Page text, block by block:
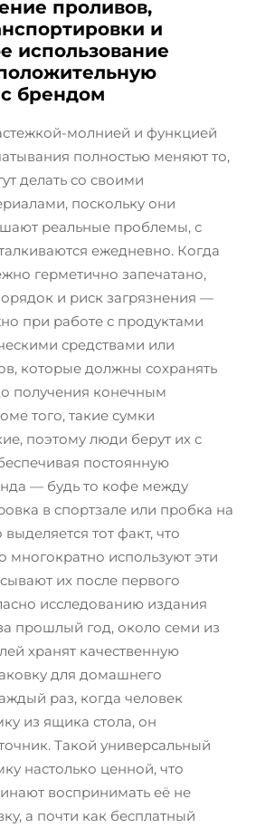
проливов,
и
использование
брендом
молнией и функцией
полностью меняют то,
делать со своими
поскольку они
реальные проблемы, с
ежедневно. Когда
герметично запечатано,
и риск загрязнения —
при работе с продуктами
средствами или
которые должны сохранять
получения конечным
того, такие сумки
поэтому люди берут их с
постоянную
— будь то кофе между
в спортзале или пробка на
тот факт, что
многократно используют эти
их после первого
исследованию издания
прошлый год, около семи из
хранят качественную
для домашнего
раз, когда человек
из ящика стола, он
Такой универсальный
настолько ценной, что
воспринимать её не
а почти как бесплатный